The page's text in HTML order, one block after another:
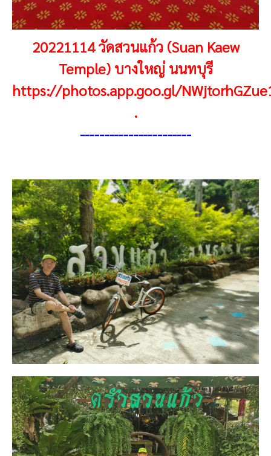
20221114 วัดสวนแก้ว (Suan Kaew
Temple) บางใหญ่ นนทบุรี
https://photos.app.goo.gl/
.
-----------------------